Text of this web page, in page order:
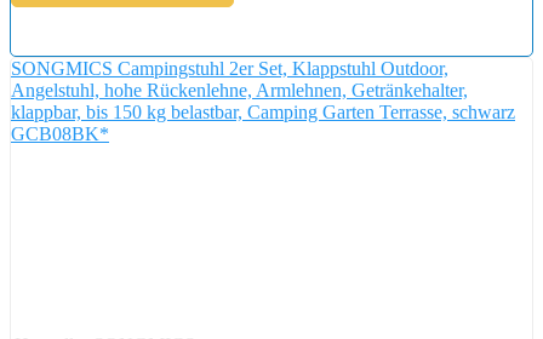
SONGMICS Campingstuhl 2er Set, Klappstuhl Outdoor,
Angelstuhl, hohe Rückenlehne, Armlehnen, Getränkehalter,
klappbar, bis 150 kg belastbar, Camping Garten Terrasse, schwarz
GCB08BK*